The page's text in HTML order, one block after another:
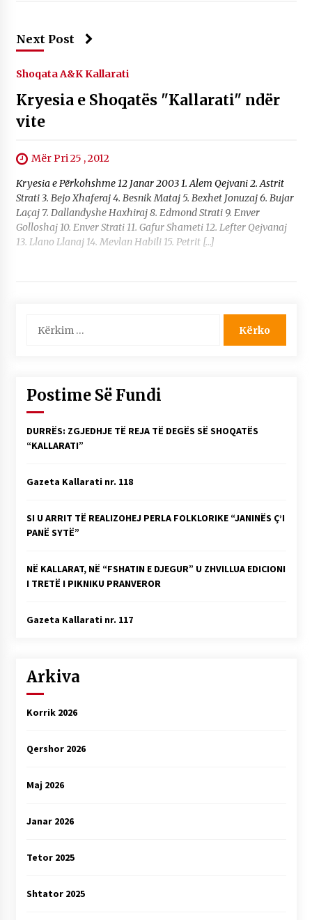
Next Post
Shoqata A&K Kallarati
Kryesia e Shoqatës "Kallarati" ndër
vite
Mër Pri 25 , 2012
Kryesia e Përkohshme 12 Janar 2003 1. Alem Qejvani 2. Astrit
Strati 3. Bejo Xhaferaj 4. Besnik Mataj 5. Bexhet Jonuzaj 6. Bujar
Laçaj 7. Dallandyshe Haxhiraj 8. Edmond Strati 9. Enver
Golloshaj 10. Enver Strati 11. Gafur Shameti 12. Lefter Qejvanaj
13. Llano Llanaj 14. Mevlan Habili 15. Petrit […]
për:
Postime Së Fundi
DURRËS: ZGJEDHJE TË REJA TË DEGËS SË SHOQATËS
“KALLARATI”
Gazeta Kallarati nr. 118
SI U ARRIT TË REALIZOHEJ PERLA FOLKLORIKE “JANINËS Ç’I
PANË SYTË”
NË KALLARAT, NË “FSHATIN E DJEGUR” U ZHVILLUA EDICIONI
I TRETË I PIKNIKU PRANVEROR
Gazeta Kallarati nr. 117
Arkiva
Korrik 2026
Qershor 2026
Maj 2026
Janar 2026
Tetor 2025
Shtator 2025